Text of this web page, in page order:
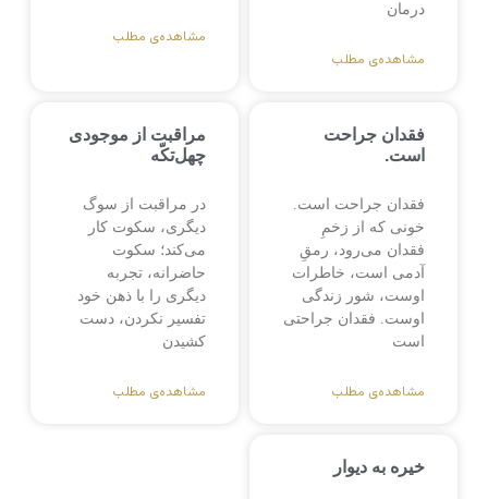
درمان
مشاهده‌ی مطلب
مشاهده‌ی مطلب
فقدان جراحت
است.
فقدان جراحت است.
خونی که از زخمِ
فقدان می‌رود، رمقِ
آدمی است، خاطرات
اوست، شور زندگی
اوست. فقدان جراحتی
است
مشاهده‌ی مطلب
مراقبت از موجودی
چهل‌تکّه
در مراقبت از سوگ
دیگری، سکوت کار
می‌کند؛ سکوت
حاضرانه، تجربه
دیگری را با ذهن خود
تفسیر نکردن، دست
کشیدن
مشاهده‌ی مطلب
خیره به دیوار